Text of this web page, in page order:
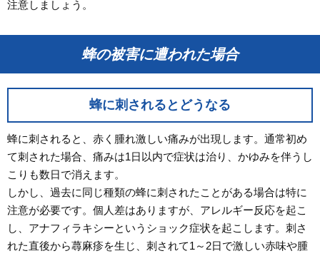
注意しましょう。
蜂の被害に遭われた場合
蜂に刺されるとどうなる
蜂に刺されると、赤く腫れ激しい痛みが出現します。通常初め
て刺された場合、痛みは1日以内で症状は治り、かゆみを伴うし
こりも数日で消えます。
しかし、過去に同じ種類の蜂に刺されたことがある場合は特に
注意が必要です。個人差はありますが、アレルギー反応を起こ
し、アナフィラキシーというショック症状を起こします。刺さ
れた直後から蕁麻疹を生じ、刺されて1～2日で激しい赤味や腫